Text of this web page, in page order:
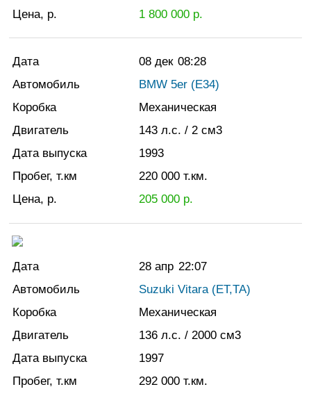
Цена, р.
1 800 000р.
Дата 08 дек 08:28
Автомобиль
BMW 5er (E34)
Коробка
Механическая
Двигатель
143 л.с. / 2 см3
Дата выпуска
1993
Пробег, т.км
220 000 т.км.
Цена, р.
205 000р.
Дата 28 апр 22:07
Автомобиль
Suzuki Vitara (ET,TA)
Коробка
Механическая
Двигатель
136 л.с. / 2000 см3
Дата выпуска
1997
Пробег, т.км
292 000 т.км.